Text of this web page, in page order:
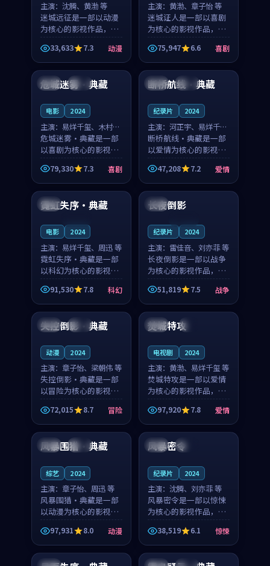
主演： 沈腾、黄渤 等
迷城远征是一部以动漫
为核心的影视作品，围
绕危机、反转与人物成
长展开，整体节奏紧
凑，值得推荐观看。
33,633 7.3 动漫
主演： 黄渤、章子怡 等
迷城证人是一部以喜剧
为核心的影视作品，围
绕危机、反转与人物成
长展开，整体节奏紧
凑，值得推荐观看。
75,947 6.6 喜剧
中国 杜比
危城迷雾·典藏
电影 2024
主演： 易烊千玺、木村拓
哉 等
危城迷雾·典藏是一部
以喜剧为核心的影视作
品，围绕危机、反转与
人物成长展开，整体节
奏紧凑，值得推荐观
看。
79,330 7.3 喜剧
中国 热播
断桥航线·典藏
纪录片 2024
主演： 河正宇、易烊千玺
等
断桥航线·典藏是一部
以爱情为核心的影视作
品，围绕危机、反转与
人物成长展开，整体节
奏紧凑，值得推荐观
看。
47,208 7.2 爱情
泰国
霓虹失序·典藏
电影 2024
主演： 易烊千玺、周迅 等
霓虹失序·典藏是一部
以科幻为核心的影视作
品，围绕危机、反转与
人物成长展开，整体节
奏紧凑，值得推荐观
91,530 7.8 科幻
法国
长夜倒影
纪录片 2024
主演： 雷佳音、刘亦菲 等
长夜倒影是一部以战争
为核心的影视作品，围
绕危机、反转与人物成
长展开，整体节奏紧
凑，值得推荐观看。
51,819 7.5 战争
中国 高分
失控倒影·典藏
动漫 2024
主演： 章子怡、梁朝伟 等
失控倒影·典藏是一部
以冒险为核心的影视作
品，围绕危机、反转与
人物成长展开，整体节
奏紧凑，值得推荐观
看。
72,015 8.7 冒险
英国 4K
焚城特攻
电视剧 2024
主演： 黄渤、易烊千玺 等
焚城特攻是一部以爱情
为核心的影视作品，围
绕危机、反转与人物成
长展开，整体节奏紧
凑，值得推荐观看。
97,920 7.8 爱情
中国 完结
风暴围猎·典藏
综艺 2024
主演： 章子怡、周迅 等
风暴围猎·典藏是一部
以动漫为核心的影视作
品，围绕危机、反转与
人物成长展开，整体节
奏紧凑，值得推荐观
看。
97,931 8.0 动漫
中国 热播
风暴密令
纪录片 2024
主演： 沈腾、刘亦菲 等
风暴密令是一部以惊悚
为核心的影视作品，围
绕危机、反转与人物成
长展开，整体节奏紧
凑，值得推荐观看。
38,519 6.1 惊悚